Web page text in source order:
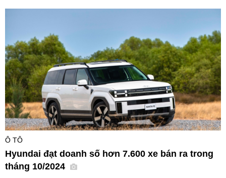
Ô TÔ
Hyundai đạt doanh số hơn 7.600 xe bán ra trong
tháng 10/2024